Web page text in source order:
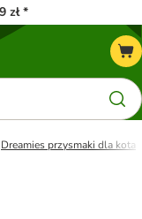
zł *
Dreamies przysmaki dla kota